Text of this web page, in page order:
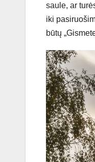
saule, ar
iki
būtų